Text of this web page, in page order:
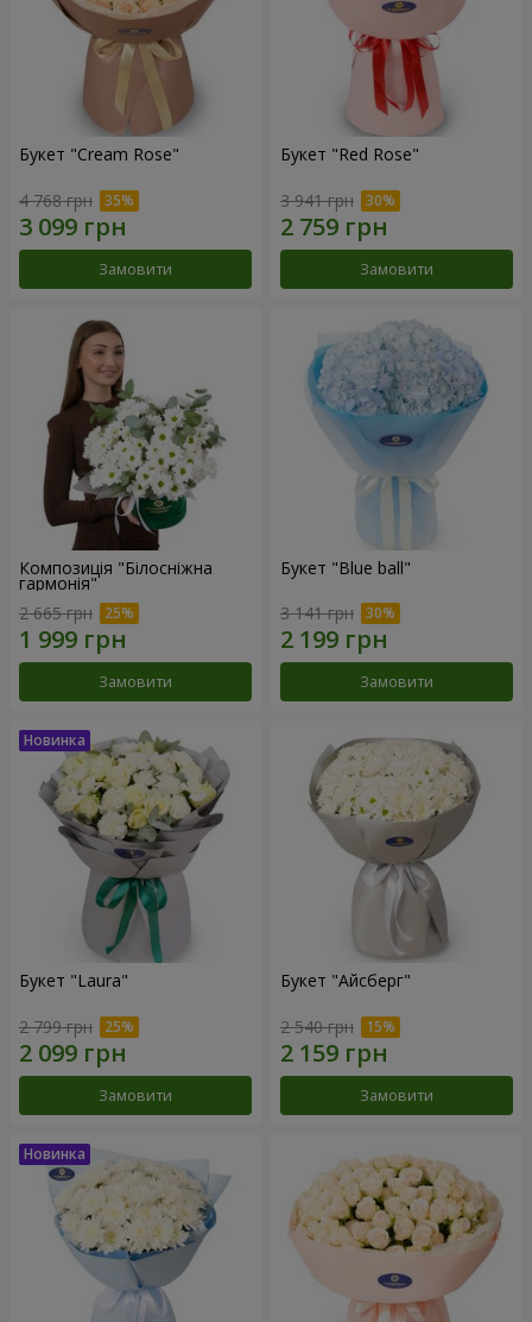
Букет "Cream Rose"
4 768 грн
Замовити
Букет "Red Rose"
3 941 грн
Замовити
Композиція "Білосніжна
гармонія"
2 665 грн
Замовити
Букет "Blue ball"
3 141 грн
Замовити
Букет "Laura"
2 799 грн
Замовити
Букет "Айсберг"
2 540 грн
Замовити